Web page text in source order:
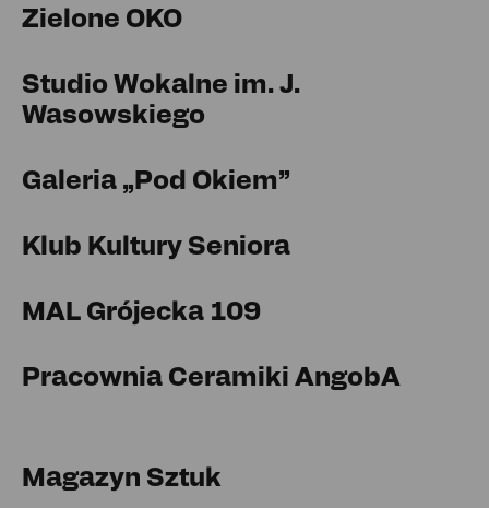
Zielone OKO
Studio Wokalne im. J.
Wasowskiego
Galeria „Pod Okiem”
Klub Kultury Seniora
MAL Grójecka 109
Pracownia Ceramiki AngobA
Magazyn Sztuk